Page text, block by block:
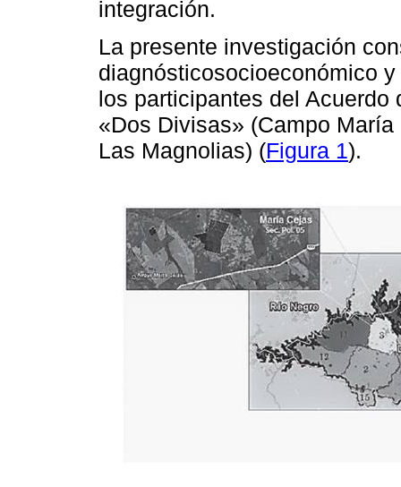
integración.
La presente investigación
diagnósticosocioeconómico
los participantes del Acuerdo
«Dos Divisas» (Campo
Las Magnolias) (Figura 1).